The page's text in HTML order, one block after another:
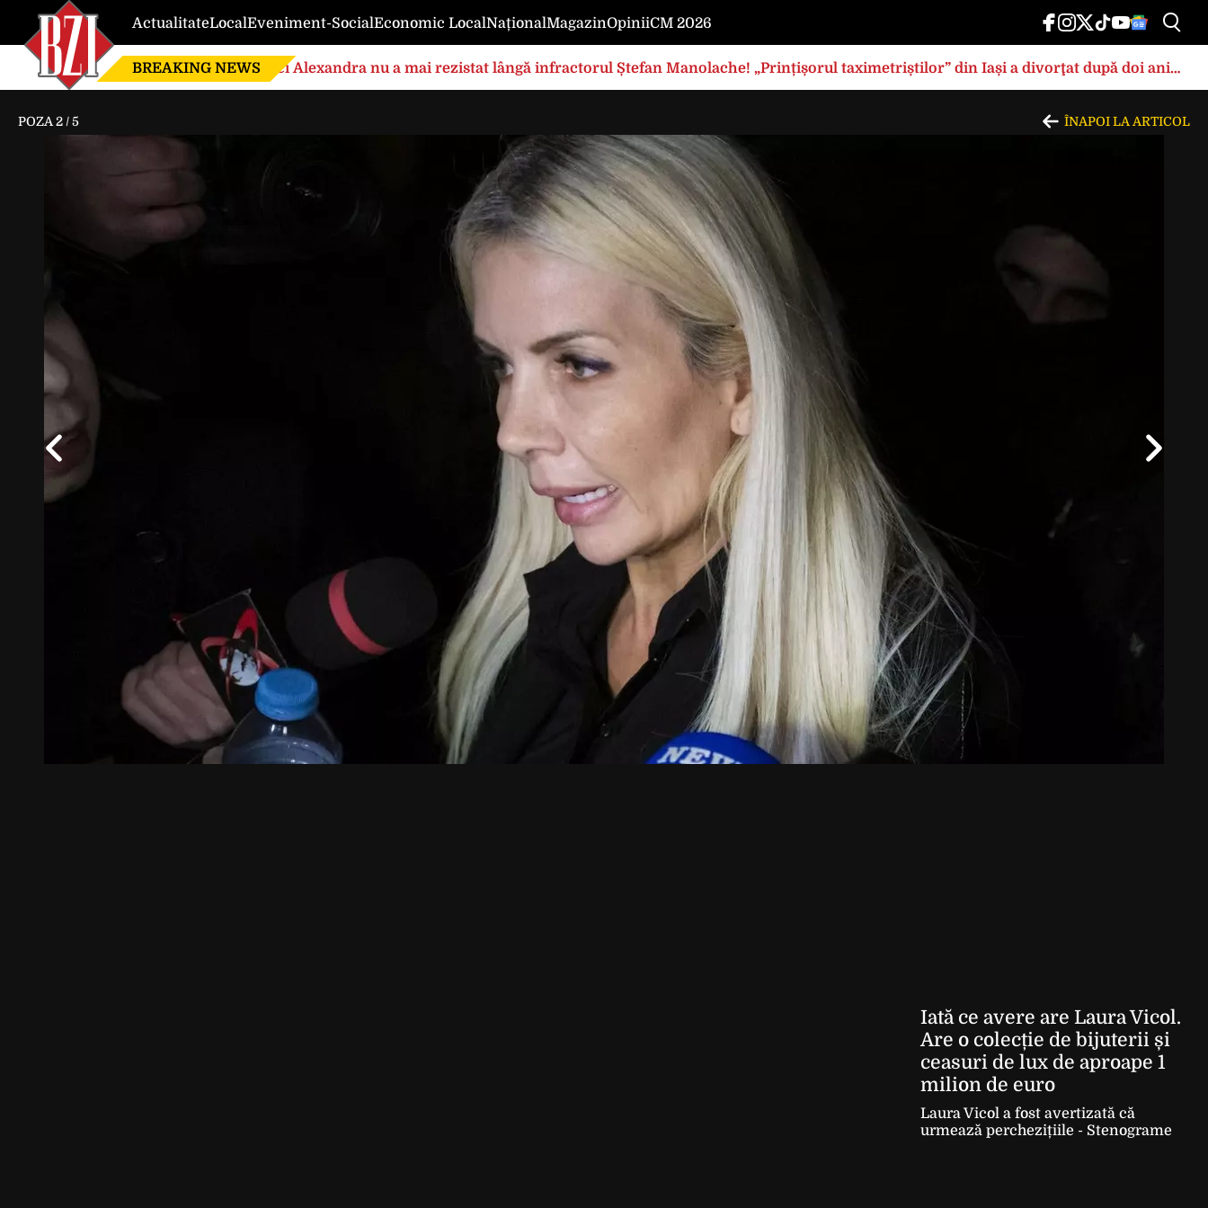
ActualitateLocalEveniment-SocialEconomic LocalNaționalMagazinOpiniiCM 2026
BREAKING NEWS Nici Alexandra nu a mai rezistat lângă infractorul Ștefan Manolache! „Prințișorul taximetriștilor” din Iași a divorţat după doi ani
de căsnicie
POZA 2 /5 ÎNAPOI LA ARTICOL
Iată ce avere are Laura Vicol.
Are o colecție de bijuterii și
ceasuri de lux de aproape 1
milion de euro
Laura Vicol a fost avertizată că
urmează perchezițiile - Stenograme